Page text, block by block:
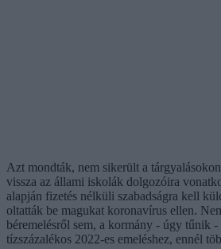
Azt mondták, nem sikerült a
vissza az állami iskolák dolgozóira
alapján fizetés nélküli szabadságra kell
oltatták be magukat koronavírus ellen.
béremelésről sem, a kormány - úgy tűnik
tízszázalékos 2022-es emeléshez, ennél